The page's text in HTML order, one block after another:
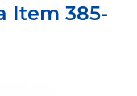
Item 385-